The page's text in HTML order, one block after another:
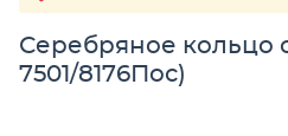
Серебряное кольцо
7501/8176Пос)